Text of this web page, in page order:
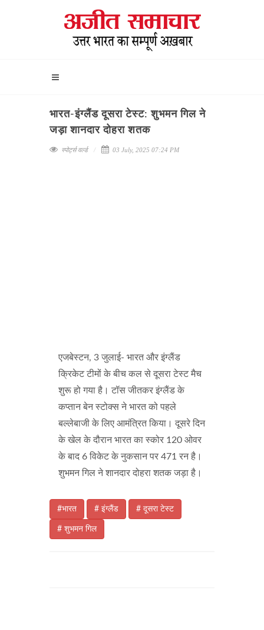
भारत-इंग्लैंड दूसरा टेस्ट: शुभमन गिल ने
जड़ा शानदार दोहरा शतक
स्पोर्ट्स वर्ल्ड 03 July, 2025 07:24 PM
एजबेस्टन, 3 जुलाई- भारत और इंग्लैंड
क्रिकेट टीमों के बीच कल से दूसरा टेस्ट मैच
शुरू हो गया है। टॉस जीतकर इंग्लैंड के
कप्तान बेन स्टोक्स ने भारत को पहले
बल्लेबाजी के लिए आमंत्रित किया। दूसरे दिन
के खेल के दौरान भारत का स्कोर 120 ओवर
के बाद 6 विकेट के नुकसान पर 471 रन है।
शुभमन गिल ने शानदार दोहरा शतक जड़ा है।
#भारत # इंग्लैंड # दूसरा टेस्ट
# शुभमन गिल